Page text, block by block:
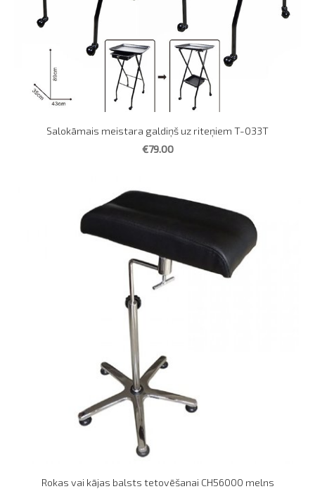
Salokāmais meistara galdiņš uz riteņiem T-033T
€79.00
Rokas vai kājas balsts tetovēšanai CH56000 melns